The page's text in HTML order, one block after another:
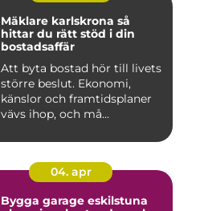
Mäklare karlskrona så
hittar du rätt stöd i din
bostadsaffär
Att byta bostad hör till livets
större beslut. Ekonomi,
känslor och framtidsplaner
vävs ihop, och må...
04. apr
Bygga garage eskilstuna